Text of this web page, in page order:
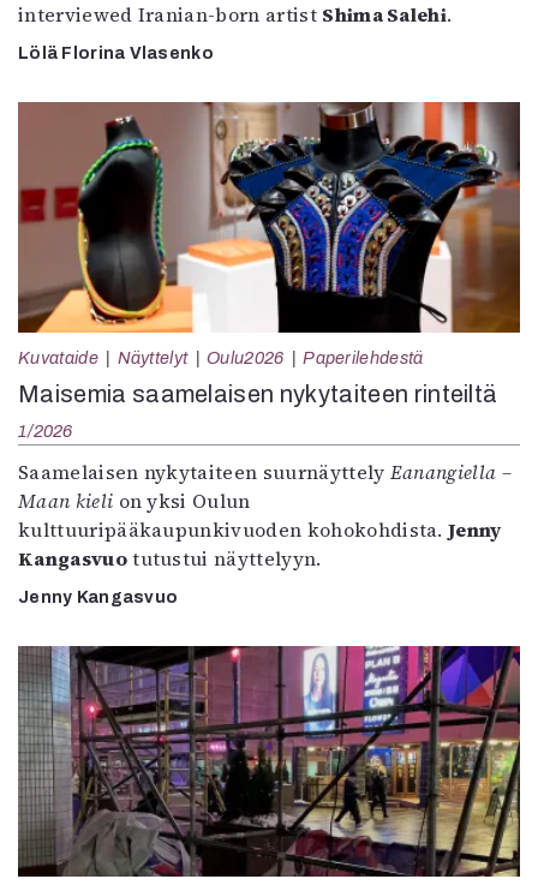
interviewed Iranian-born artist Shima Salehi.
Lölä Florina Vlasenko
Kuvataide Näyttelyt Oulu2026 Paperilehdestä
Maisemia saamelaisen nykytaiteen rinteiltä
1/2026
Saamelaisen nykytaiteen suurnäyttely Eanangiella –
Maan kieli on yksi Oulun
kulttuuripääkaupunkivuoden kohokohdista.Jenny
Kangasvuotutustui näyttelyyn.
Jenny Kangasvuo